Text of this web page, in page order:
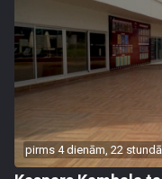
pirms 4 dienām, 22